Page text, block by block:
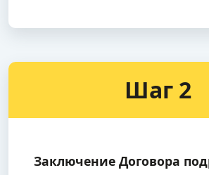
Шаг 2
Заключение Договора